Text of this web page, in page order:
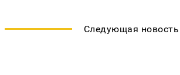
Следующая новость